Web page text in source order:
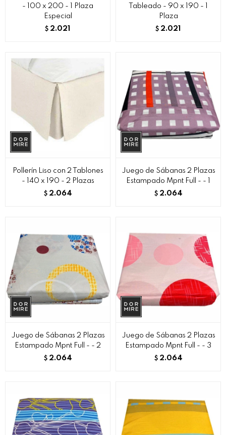
- 100 x 200 - 1 Plaza
Especial
$ 2.021
Tableado - 90 x 190 - 1
Plaza
$ 2.021
Pollerín Liso con 2 Tablones
- 140 x 190 - 2 Plazas
$ 2.064
Juego de Sábanas 2 Plazas
Estampado Mpnt Full - - 1
$ 2.064
Juego de Sábanas 2 Plazas
Estampado Mpnt Full - - 2
$ 2.064
Juego de Sábanas 2 Plazas
Estampado Mpnt Full - - 3
$ 2.064